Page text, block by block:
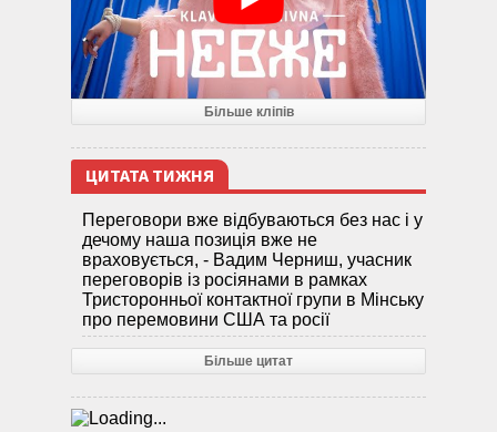
Більше кліпів
ЦИТАТА ТИЖНЯ
Переговори вже відбуваються без нас і у
дечому наша позиція вже не
враховується, - Вадим Черниш, учасник
переговорів із росіянами в рамках
Тристоронньої контактної групи в Мінську
про перемовини США та росії
Більше цитат